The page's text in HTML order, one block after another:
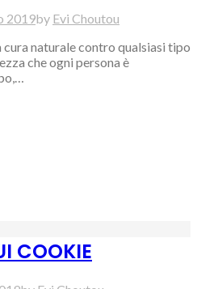
2019by Evi Choutou
naturale contro qualsiasi tipo
che ogni persona è
COOKIE